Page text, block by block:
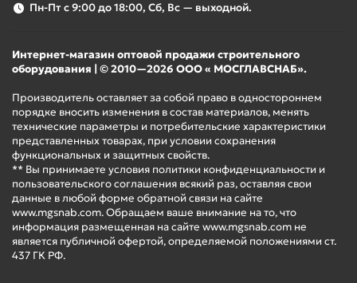
Пн-Пт с 9:00 до 18:00, Сб, Вс — выходной.
Интернет-магазин оптовой продажи строительного
оборудования | © 2010—2026 ООО « МОСГЛАВСНАБ».
Производитель оставляет за собой право в одностороннем
порядке вносить изменения в состав материалов, менять
технические параметры и потребительские характеристики
представленных товарах, при условии сохранения
функциональных и защитных свойств.
** Вы принимаете условия политики конфиденциальности и
пользовательского соглашения всякий раз, оставляя свои
данные в любой форме обратной связи на сайте
www.mgsnab.com. Обращаем ваше внимание на то, что
информация размещенная на сайте www.mgsnab.com не
является публичной офертой, определяемой положениями ст.
437 ГК РФ.